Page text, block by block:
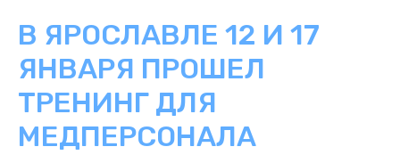
В ЯРОСЛАВЛЕ 12 И 17
ЯНВАРЯ ПРОШЕЛ
ТРЕНИНГ ДЛЯ
МЕДПЕРСОНАЛА